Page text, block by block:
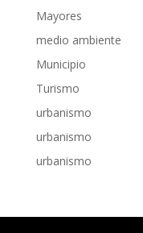
Mayores
medio ambiente
Municipio
Turismo
urbanismo
urbanismo
urbanismo